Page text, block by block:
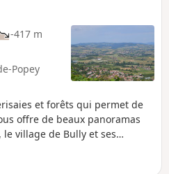
-417 m
Popey
et forêts qui permet de
offre de beaux panoramas
le village de Bully et ses